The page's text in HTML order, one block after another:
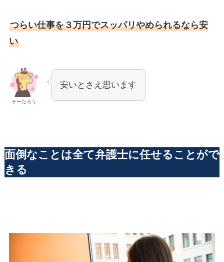
つらい仕事を３万円でスッパリやめられるなら安
い
そーたろう
安いとさえ思います
面倒なことは全て弁護士に任せることがで
きる